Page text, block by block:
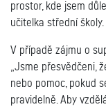
prostor, kde jsem
učitelka střední školy.
V případě zájmu o
„Jsme přesvědčeni,
nebo pomoc, pokud
pravidelně. Aby